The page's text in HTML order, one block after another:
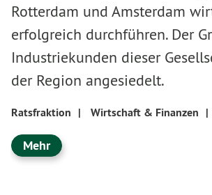
Rotterdam und Amsterdam
erfolgreich durchführen. Der
Industriekunden dieser
der Region angesiedelt.
Ratsfraktion | Wirtschaft & Finanzen |
Mehr